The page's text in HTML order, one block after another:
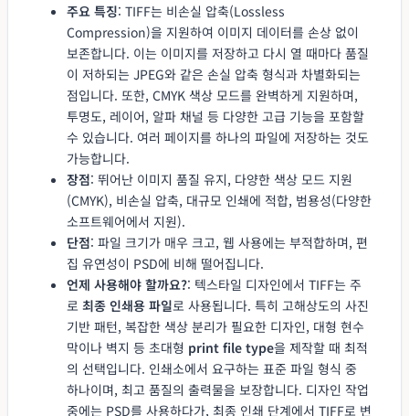
주요 특징: TIFF는 비손실 압축(Lossless
Compression)을 지원하여 이미지 데이터를 손상 없이
보존합니다. 이는 이미지를 저장하고 다시 열 때마다 품질
이 저하되는 JPEG와 같은 손실 압축 형식과 차별화되는
점입니다. 또한, CMYK 색상 모드를 완벽하게 지원하며,
투명도, 레이어, 알파 채널 등 다양한 고급 기능을 포함할
수 있습니다. 여러 페이지를 하나의 파일에 저장하는 것도
가능합니다.
장점: 뛰어난 이미지 품질 유지, 다양한 색상 모드 지원
(CMYK), 비손실 압축, 대규모 인쇄에 적합, 범용성(다양한
소프트웨어에서 지원).
단점: 파일 크기가 매우 크고, 웹 사용에는 부적합하며, 편
집 유연성이 PSD에 비해 떨어집니다.
언제 사용해야 할까요?: 텍스타일 디자인에서 TIFF는 주
로 최종 인쇄용 파일로 사용됩니다. 특히 고해상도의 사진
기반 패턴, 복잡한 색상 분리가 필요한 디자인, 대형 현수
막이나 벽지 등 초대형 print file type을 제작할 때 최적
의 선택입니다. 인쇄소에서 요구하는 표준 파일 형식 중
하나이며, 최고 품질의 출력물을 보장합니다. 디자인 작업
중에는 PSD를 사용하다가, 최종 인쇄 단계에서 TIFF로 변